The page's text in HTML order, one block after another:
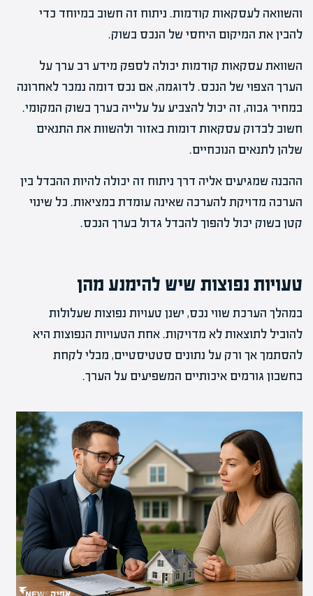
והשוואה לעסקאות קודמות. ניתוח זה חשוב במיוחד כדי
להבין את המיקום היחסי של הנכס בשוק.
השוואת עסקאות קודמות יכולה לספק מידע רב ערך על
הערך הצפוי של הנכס. לדוגמה, אם נכס דומה נמכר לאחרונה
במחיר גבוה, זה יכול להצביע על עלייה בערך בשוק המקומי.
חשוב לבדוק עסקאות דומות באזור ולהשוות את התנאים
שלהן לתנאים הנוכחיים.
ההבנה שמגיעים אליה דרך ניתוח זה יכולה להיות ההבדל בין
הערכה מדויקת להערכה שאינה עומדת במציאות. כל שינוי
קטן בשוק יכול להפוך להבדל גדול בערך הנכס.
טעויות נפוצות שיש להימנע מהן
במהלך הערכת שווי נכס, ישנן טעויות נפוצות שעלולות
להוביל לתוצאות לא מדויקות. אחת הטעויות הנפוצות היא
להסתמך אך ורק על נתונים סטטיסטיים, מבלי לקחת
בחשבון גורמים איכותיים המשפיעים על הערך.